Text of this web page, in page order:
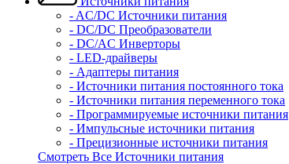
- AC/DC Источники питания
- DC/DC Преобразователи
- DC/AC Инверторы
- LED-драйверы
- Адаптеры питания
- Источники питания постоянного тока
- Источники питания переменного тока
- Программируемые источники питания
- Импульсные источники питания
- Прецизионные источники питания
Смотреть Все Источники питания